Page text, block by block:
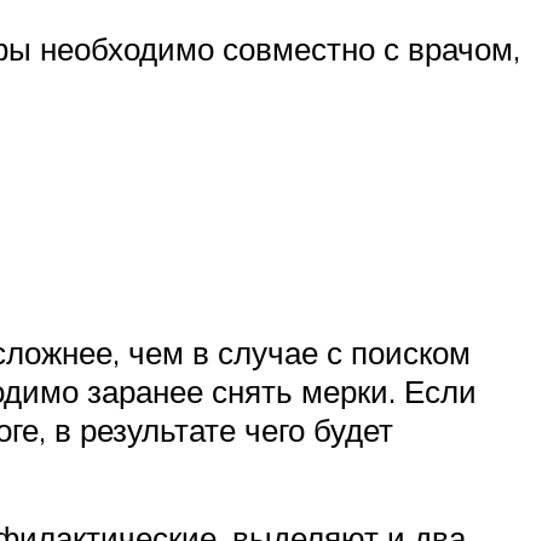
необходимо совместно с врачом,
чем в случае с поиском
заранее снять мерки. Если
в результате чего будет